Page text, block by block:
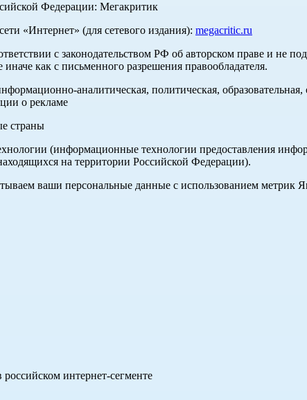
Федерации: Мегакритик
«Интернет» (для сетевого издания): megacritic.ru
с законодательством РФ об авторском праве и не
как с письменного разрешения правообладателя.
аналитическая, политическая, образовательная,
о рекламе
страны
(информационные технологии предоставления
на территории Российской Федерации).
ваши персональные данные с использованием метрик
интернет-сегменте